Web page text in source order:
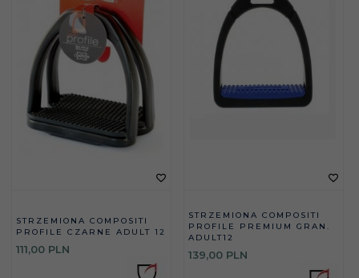
STRZEMIONA COMPOSITI
PROFILE CZARNE ADULT 12
111,00 PLN
STRZEMIONA COMPOSITI
PROFILE PREMIUM GRAN.
ADULT12
139,00 PLN